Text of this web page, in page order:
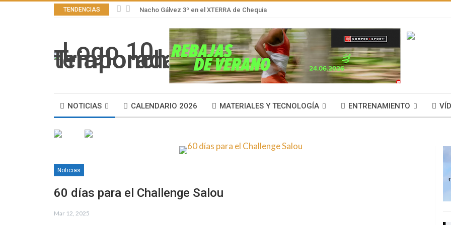
TENDENCIAS Nacho Gálvez 3º en el XTERRA de Chequia
NOTICIAS CALENDARIO 2026 MATERIALES Y TECNOLOGÍA ENTRENAMIENTO
Noticias
60 días para el Challenge Salou
Mar 12, 2025